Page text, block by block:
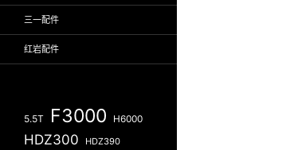
三一配件
红岩配件
5.5T F3000 H6000
HDZ300 HDZ390